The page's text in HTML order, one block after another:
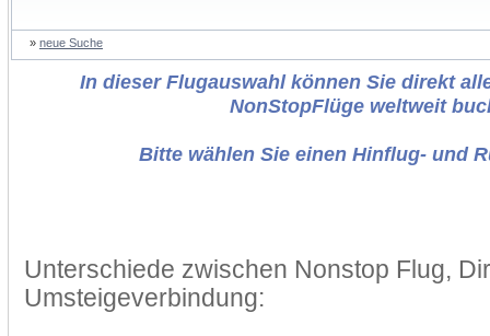
» neue Suche
In dieser Flugauswahl können Sie direkt
NonStopFlüge weltweit
Bitte wählen Sie einen Hinflug- und
Unterschiede zwischen Nonstop Flug,
Umsteigeverbindung: